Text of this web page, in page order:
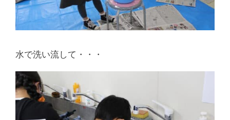
水で洗い流して・・・